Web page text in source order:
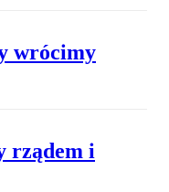
wrócimy
rządem i